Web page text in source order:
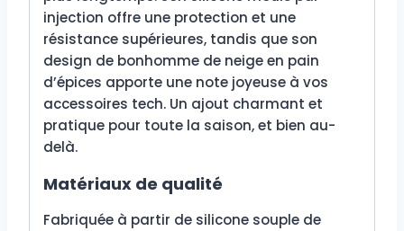
injection offre une protection et une
résistance supérieures, tandis que son
design de bonhomme de neige en pain
d’épices apporte une note joyeuse à vos
accessoires tech. Un ajout charmant et
pratique pour toute la saison, et bien au-
delà.
Matériaux de qualité
Fabriquée à partir de silicone souple de